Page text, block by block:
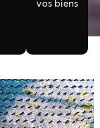
vos biens